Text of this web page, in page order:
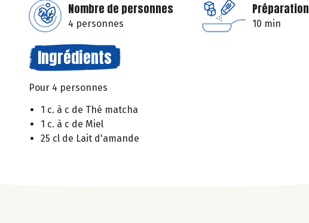
Nombre de personnes
4 personnes
Préparation
10 min
Ingrédients
Pour 4 personnes
1 c. à c de Thé matcha
1 c. à c de Miel
25 cl de Lait d'amande